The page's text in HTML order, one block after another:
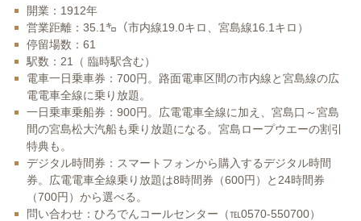
開業：1912年
営業距離：35.1㌔（市内線19.0キロ、宮島線16.1キロ）
停留場数：61
駅数：21（ 臨時駅含む）
電車一日乗車券：700円。路面電車区間の市内線と宮島線の広
電電車全線に乗り放題。
一日乗車乗船券：900円。広電電車全線に加え、宮島口～宮島
間の宮島松大汽船も乗り放題になる。宮島ロープウエーの割引
特典も。
デジタル時間券：スマートフォンから購入するデジタル時間
券。広電電車全線乗り放題は8時間券（600円）と24時間券
（700円）から選べる。
問い合わせ：ひろでんコールセンター（℡0570-550700）